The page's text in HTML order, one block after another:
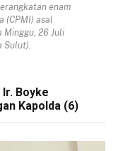
enam
(CPMI) asal
Minggu, 26 Juli
Sulut).
Boyke
Kapolda (6)